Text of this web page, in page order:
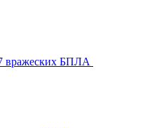
вражеских БПЛА